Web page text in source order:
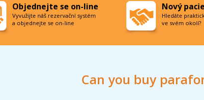
Can you buy
Objednejte se on-line
Vyvužijte náš rezervační systém
a objednejte se on-line
Nový
Hledáte
ve svém okolí?